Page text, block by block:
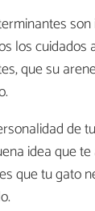
los cuidados
que su
de
idea que
que tu gato